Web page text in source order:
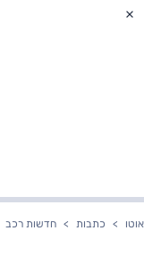
אוטו כתבות חדשות רכב